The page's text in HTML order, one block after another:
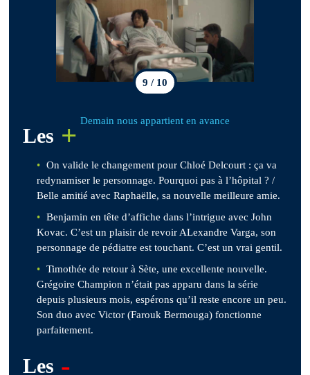
9 / 10
Demain nous appartient en avance
Les +
On valide le changement pour Chloé Delcourt : ça va
redynamiser le personnage. Pourquoi pas à l’hôpital ? /
Belle amitié avec Raphaëlle, sa nouvelle meilleure amie.
Benjamin en tête d’affiche dans l’intrigue avec John
Kovac. C’est un plaisir de revoir ALexandre Varga, son
personnage de pédiatre est touchant. C’est un vrai gentil.
Timothée de retour à Sète, une excellente nouvelle.
Grégoire Champion n’était pas apparu dans la série
depuis plusieurs mois, espérons qu’il reste encore un peu.
Son duo avec Victor (Farouk Bermouga) fonctionne
parfaitement.
Les -